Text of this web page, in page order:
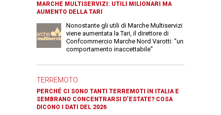
MARCHE MULTISERVIZI: UTILI MILIONARI MA
AUMENTO DELLA TARI
Nonostante gli utili di Marche Multiservizi
viene aumentata la Tari, il direttore di
Confcommercio Marche Nord Varotti: "un
comportamento inaccettabile"
TERREMOTO
PERCHÉ CI SONO TANTI TERREMOTI IN ITALIA E
SEMBRANO CONCENTRARSI D’ESTATE? COSA
DICONO I DATI DEL 2026